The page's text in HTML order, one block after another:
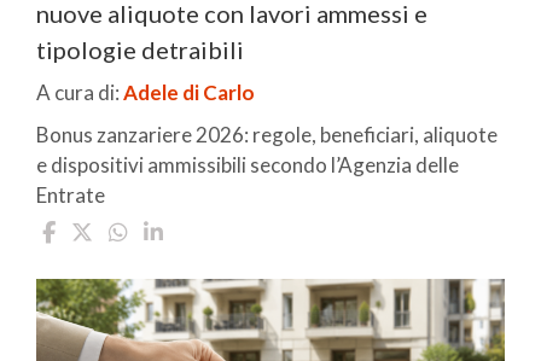
nuove aliquote con lavori ammessi e
tipologie detraibili
A cura di:Adele di Carlo
Bonus zanzariere 2026: regole, beneficiari, aliquote
e dispositivi ammissibili secondo l’Agenzia delle
Entrate